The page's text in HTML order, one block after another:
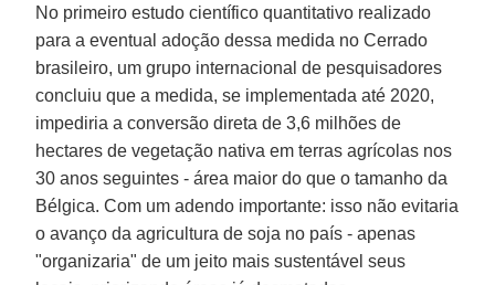
No primeiro estudo científico quantitativo realizado
para a eventual adoção dessa medida no Cerrado
brasileiro, um grupo internacional de pesquisadores
concluiu que a medida, se implementada até 2020,
impediria a conversão direta de 3,6 milhões de
hectares de vegetação nativa em terras agrícolas nos
30 anos seguintes - área maior do que o tamanho da
Bélgica. Com um adendo importante: isso não evitaria
o avanço da agricultura de soja no país - apenas
"organizaria" de um jeito mais sustentável seus